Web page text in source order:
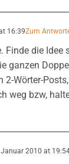
16:39Zum
Finde die Idee
ganzen
2-Wörter-
weg bzw,
2010 at